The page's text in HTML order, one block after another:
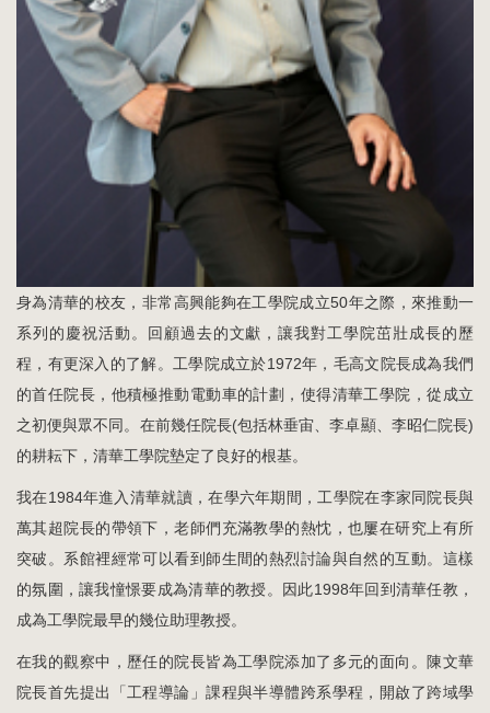
身為清華的校友，非常高興能夠在工學院成立50年之際，來推動一
系列的慶祝活動。回顧過去的文獻，讓我對工學院茁壯成長的歷
程，有更深入的了解。工學院成立於1972年，毛高文院長成為我們
的首任院長，他積極推動電動車的計劃，使得清華工學院，從成立
之初便與眾不同。在前幾任院長(包括林垂宙、李卓顯、李昭仁院長)
的耕耘下，清華工學院墊定了良好的根基。
我在1984年進入清華就讀，在學六年期間，工學院在李家同院長與
萬其超院長的帶領下，老師們充滿教學的熱忱，也屢在研究上有所
突破。系館裡經常可以看到師生間的熱烈討論與自然的互動。這樣
的氛圍，讓我憧憬要成為清華的教授。因此1998年回到清華任教，
成為工學院最早的幾位助理教授。
在我的觀察中，歷任的院長皆為工學院添加了多元的面向。陳文華
院長首先提出「工程導論」課程與半導體跨系學程，開啟了跨域學